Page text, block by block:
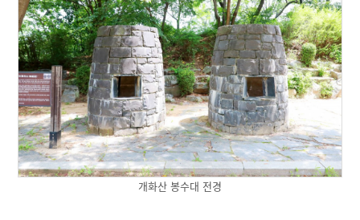
개화산 봉수대 전경